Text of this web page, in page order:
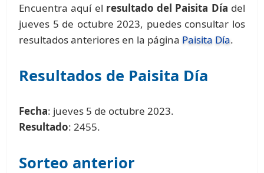
Encuentra aquí el resultado del Paisita Día del
jueves 5 de octubre 2023, puedes consultar los
resultados anteriores en la página Paisita Día.
Resultados de Paisita Día
Fecha: jueves 5 de octubre 2023.
Resultado: 2455.
Sorteo anterior